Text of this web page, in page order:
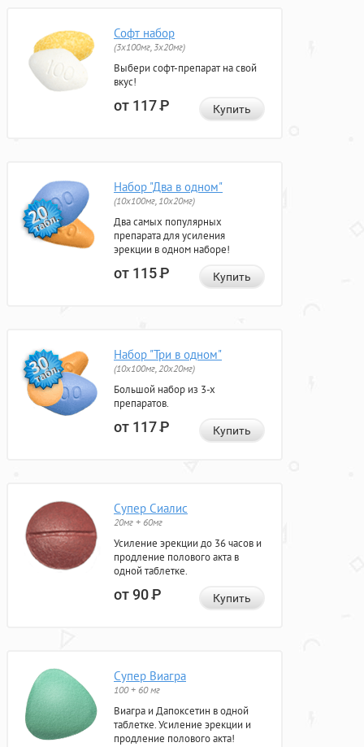
Софт набор
(3x100мг, 3x20мг)
Выбери софт-препарат на свой
вкус!
от 117Р Купить
Набор "Два в одном"
(10x100мг, 10x20мг)
Два самых популярных
препарата для усиления
эрекции в одном наборе!
от 115Р Купить
Набор "Три в одном"
(10x100мг, 20x20мг)
Большой набор из 3-х
препаратов.
от 117Р Купить
Супер Сиалис
20мг + 60мг
Усиление эрекции до 36 часов и
продление полового акта в
одной таблетке.
от 90Р Купить
Супер Виагра
100 + 60 мг
Виагра и Дапоксетин в одной
таблетке. Усиление эрекции и
продление полового акта!